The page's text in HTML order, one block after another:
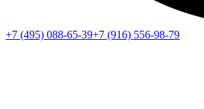
+7 (495) 088-65-39+7 (916) 556-98-79